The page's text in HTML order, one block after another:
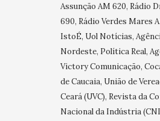
Assunção AM 620, Rádio
690, Rádio Verdes Mares
IstoÉ, Uol Notícias,
Nordeste, Política Real,
Victory Comunicação,
de Caucaia, União de
Ceará (UVC), Revista da
Nacional da Indústria